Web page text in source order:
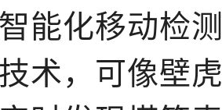
能化移动检
术，可像壁